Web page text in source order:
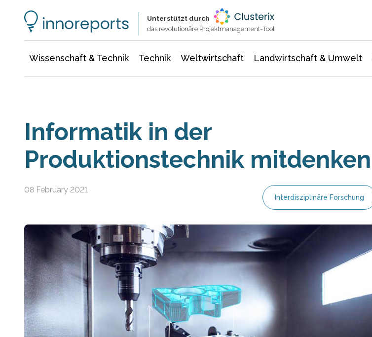
Unterstützt durch
das revolutionäre Projektmanagement-Tool
Wissenschaft & Technik Technik Weltwirtschaft Landwirtschaft & Umwelt
Informatik in der
Produktionstechnik mitdenken
08 February 2021
Interdisziplinäre Forschung